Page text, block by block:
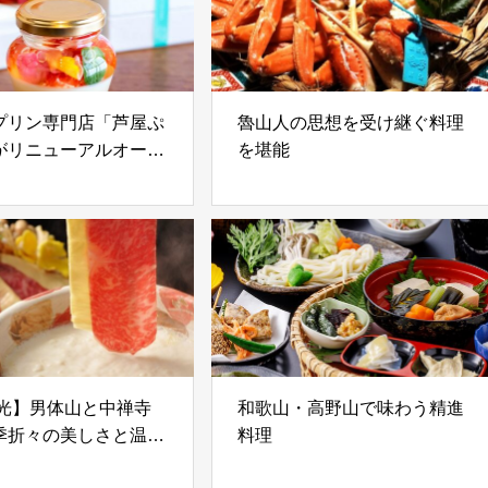
リン専門店「芦屋ぷ
リニューアルオープ
魯山人の思想を受け継ぐ料理
を堪能
】男体山と中禅寺
折々の美しさと温泉
和歌山・高野山で味わう精進
料理